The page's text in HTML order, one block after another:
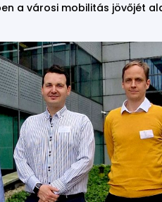
a városi mobilitás jövőjét